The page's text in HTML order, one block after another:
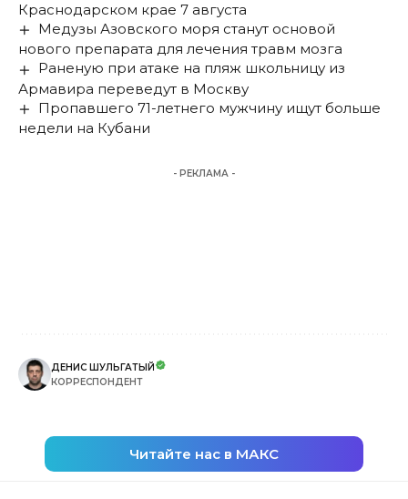
Краснодарском крае 7 августа
Медузы Азовского моря станут основой
нового препарата для лечения травм мозга
Раненую при атаке на пляж школьницу из
Армавира переведут в Москву
Пропавшего 71-летнего мужчину ищут больше
недели на Кубани
- РЕКЛАМА -
ДЕНИС ШУЛЬГАТЫЙ
КОРРЕСПОНДЕНТ
Читайте нас в МАКС